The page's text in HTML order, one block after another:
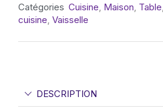
Catégories Cuisine, Maison, Table,
cuisine, Vaisselle
DESCRIPTION